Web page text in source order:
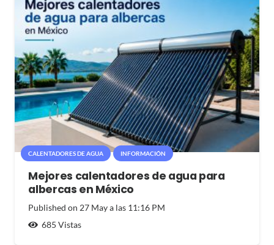
CALENTADORES DE AGUA INFORMACIÓN
Mejores calentadores de agua para
albercas en México
Published on 27 May a las 11:16 PM
685 Vistas